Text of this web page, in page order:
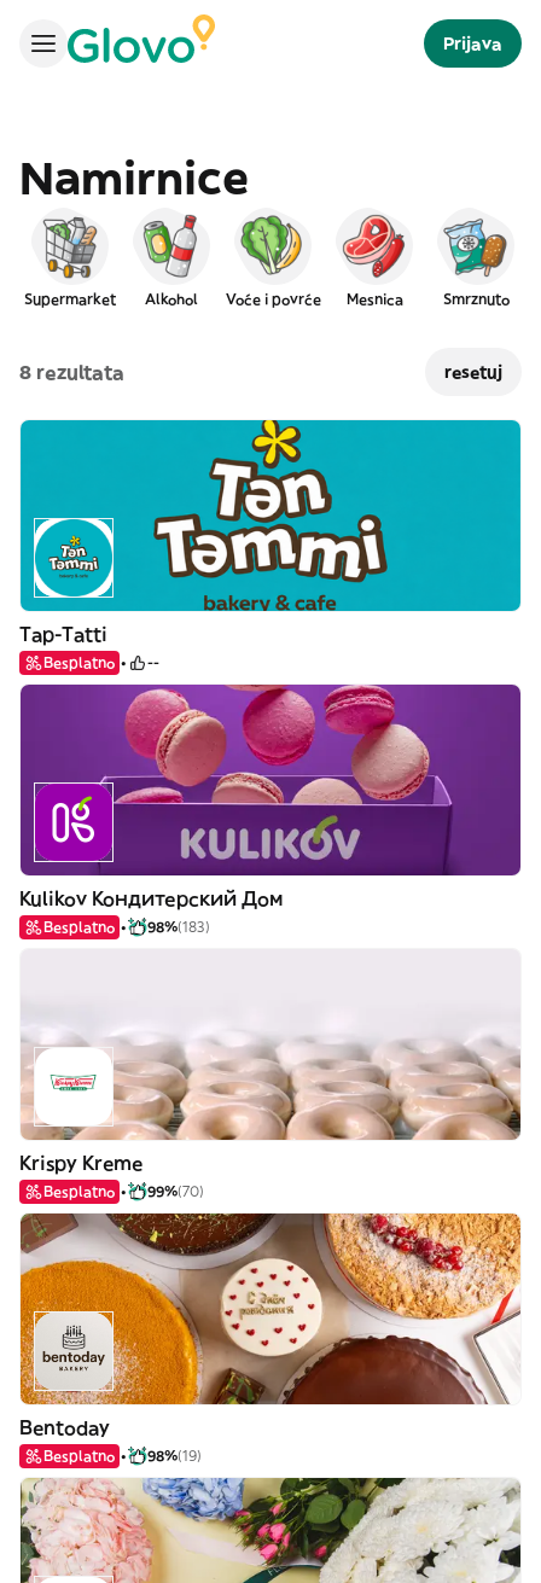
Prijava
Namirnice
Supermarket Alkohol Voće i povrće Mesnica Smrznuto
8 rezultata resetuj
Tap-Tatti
Besplatno --
Kulikov Кондитерский Дом
Besplatno 98%(183)
Krispy Kreme
Besplatno 99%(70)
Bentoday
Besplatno 98%(19)